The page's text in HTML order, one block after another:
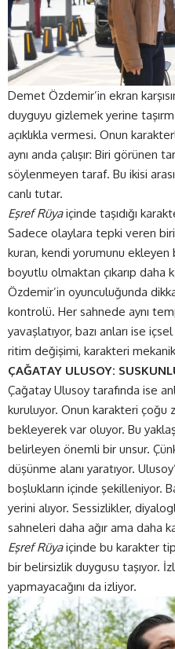
Demet Özdemir’in ekran
duyguyu gizlemek yerine
açıklıkla vermesi. Onun
aynı anda çalışır: Biri görünen
söylenmeyen taraf. Bu ikisi
canlı tutar.
Eşref Rüyaiçinde taşıdığı
Sadece olaylara tepki veren
kuran, kendi yorumunu ekleyen
boyutlu olmaktan çıkarıp daha
Özdemir’in oyunculuğunda
kontrolü. Her sahnede aynı
yavaşlatıyor, bazı anları ise
ritim değişimi, karakteri
ÇAĞATAY ULUSOY:
Çağatay Ulusoy tarafında ise
kuruluyor. Onun karakteri çoğu
bekleyerek var oluyor. Bu
belirleyen önemli bir unsur.
düşünme alanı yaratıyor.
boşlukların içinde şekilleniyor.
yerini alıyor. Sessizlikler,
sahneleri daha ağır ama daha
Eşref Rüyaiçinde bu karakter
bir belirsizlik duygusu taşıyor.
yapmayacağını da izliyor.